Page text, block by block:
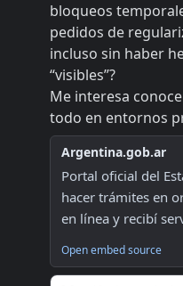
bloqueos
pedidos de
incluso sin haber
“visibles”?
Me interesa
todo en entornos
Argentina.gob.ar
Portal oficial del
hacer trámites en
en línea y recibí
Open embed source